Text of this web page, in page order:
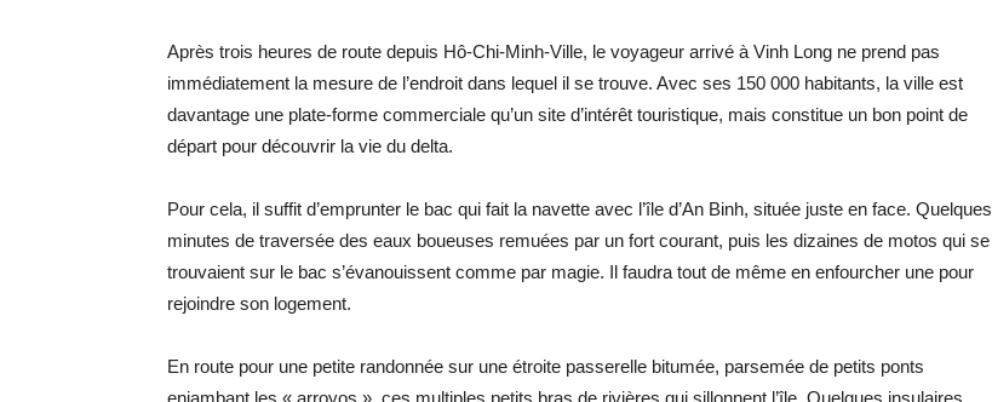
Après trois heures de route depuis Hô-Chi-Minh-Ville, le voyageur arrivé à Vinh Long ne prend pas
immédiatement la mesure de l’endroit dans lequel il se trouve. Avec ses 150 000 habitants, la ville est
davantage une plate-forme commerciale qu’un site d’intérêt touristique, mais constitue un bon point de
départ pour découvrir la vie du delta.
Pour cela, il suffit d’emprunter le bac qui fait la navette avec l’île d’An Binh, située juste en face. Quelques
minutes de traversée des eaux boueuses remuées par un fort courant, puis les dizaines de motos qui se
trouvaient sur le bac s’évanouissent comme par magie. Il faudra tout de même en enfourcher une pour
rejoindre son logement.
En route pour une petite randonnée sur une étroite passerelle bitumée, parsemée de petits ponts
enjambant les « arroyos », ces multiples petits bras de rivières qui sillonnent l’île. Quelques insulaires